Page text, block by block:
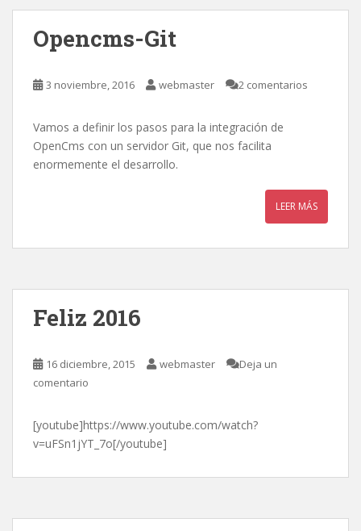
Opencms-Git
3 noviembre, 2016 webmaster 2 comentarios
Vamos a definir los pasos para la integración de
OpenCms con un servidor Git, que nos facilita
enormemente el desarrollo.
LEER MÁS
Feliz 2016
16 diciembre, 2015 webmaster
Deja un
comentario
[youtube]https://www.youtube.com/watch?
v=uFSn1jYT_7o[/youtube]